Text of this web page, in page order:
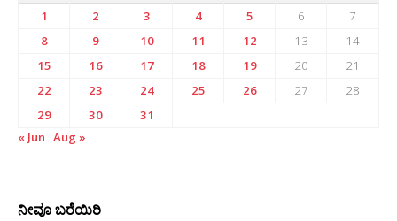
1
2 3 4 5 6
7
8
9 10 11 12 13
14
15
16 17 18 19 20
21
22
23 24 25 26 27
28
29
30
31
« Jun Aug »
ನೀವೂ ಬರೆಯಿರಿ